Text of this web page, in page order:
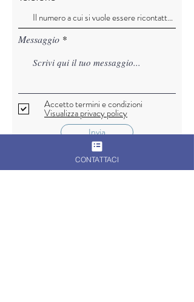
Messaggio
Accetto termini e condizioni
Visualizza privacy policy
Invia
CONTATTACI